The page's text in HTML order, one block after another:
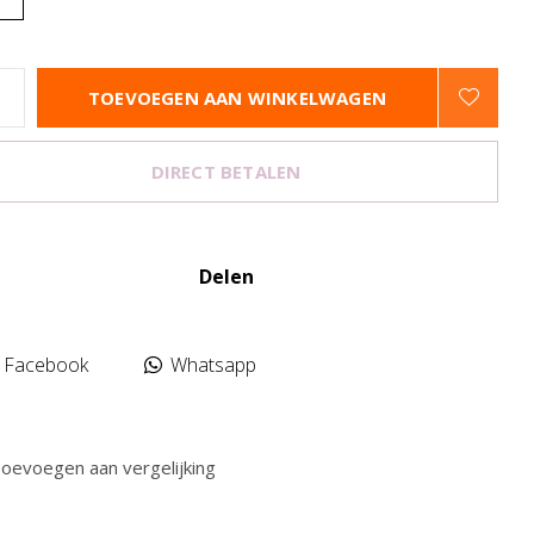
TOEVOEGEN AAN WINKELWAGEN
DIRECT BETALEN
Delen
Facebook Whatsapp
aan vergelijking